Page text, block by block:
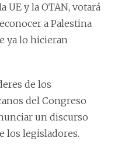
UE y la OTAN, votará
a Palestina
ya lo hicieran
de los
del Congreso
un discurso
los legisladores.